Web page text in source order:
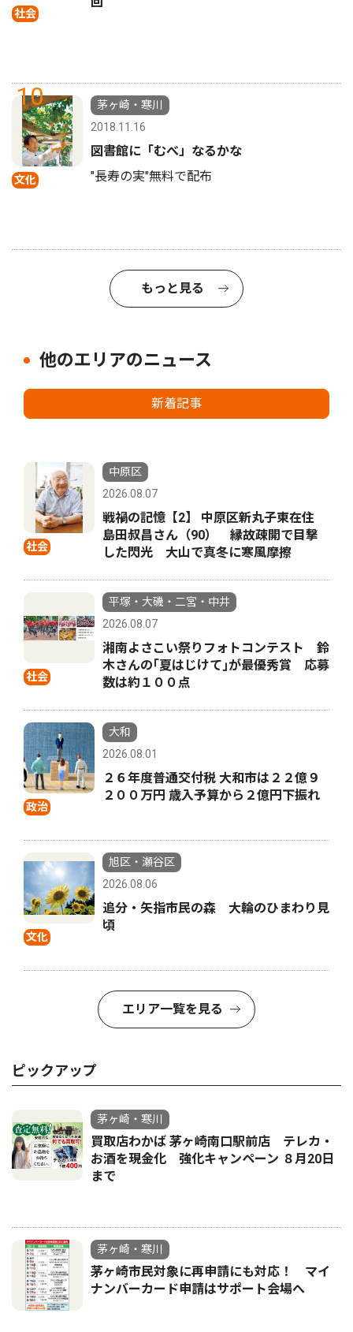
社会
10
文化
茅ヶ崎・寒川
2018.11.16
図書館に「むべ」なるかな
"長寿の実"無料で配布
もっと見る
他のエリアのニュース
新着記事
社会
中原区
2026.08.07
戦禍の記憶【2】 中原区新丸子東在住
島田叔昌さん（90） 縁故疎開で目撃
した閃光 大山で真冬に寒風摩擦
社会
平塚・大磯・二宮・中井
2026.08.07
湘南よさこい祭りフォトコンテスト 鈴
木さんの｢夏はじけて｣が最優秀賞 応募
数は約１００点
政治
大和
2026.08.01
２６年度普通交付税 大和市は２２億９
２００万円 歳入予算から２億円下振れ
文化
旭区・瀬谷区
2026.08.06
追分・矢指市民の森 大輪のひまわり見
頃
エリア一覧を見る
ピックアップ
茅ヶ崎・寒川
買取店わかば 茅ヶ崎南口駅前店 テレカ・
お酒を現金化 強化キャンペーン ８月20日
まで
茅ヶ崎・寒川
茅ヶ崎市民対象に再申請にも対応！ マイ
ナンバーカード申請はサポート会場へ